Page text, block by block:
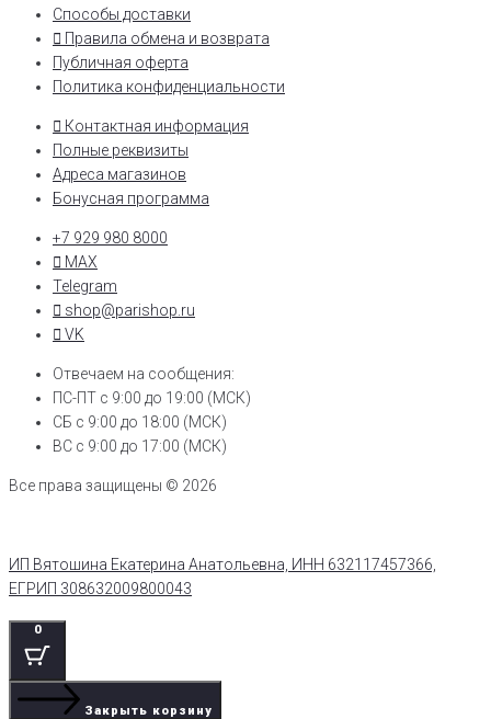
Способы доставки
Правила обмена и возврата
Публичная оферта
Политика конфиденциальности
Контактная информация
Полные реквизиты
Адреса магазинов
Бонусная программа
+7 929 980 8000
MAX
Telegram
shop@parishop.ru
VK
Отвечаем на сообщения:
ПС-ПТ с 9:00 до 19:00 (МСК)
СБ с 9:00 до 18:00 (МСК)
ВС с 9:00 до 17:00 (МСК)
Все права защищены © 2026
ИП Вятошина Екатерина Анатольевна, ИНН 632117457366,
ЕГРИП 308632009800043
0
Закрыть корзину